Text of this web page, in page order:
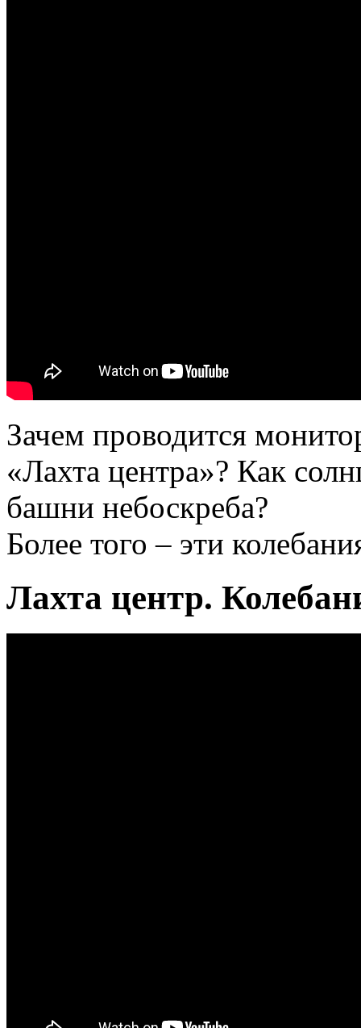
Зачем проводится
«Лахта центра»? Как
башни небоскреба?
Более того – эти
Лахта центр.